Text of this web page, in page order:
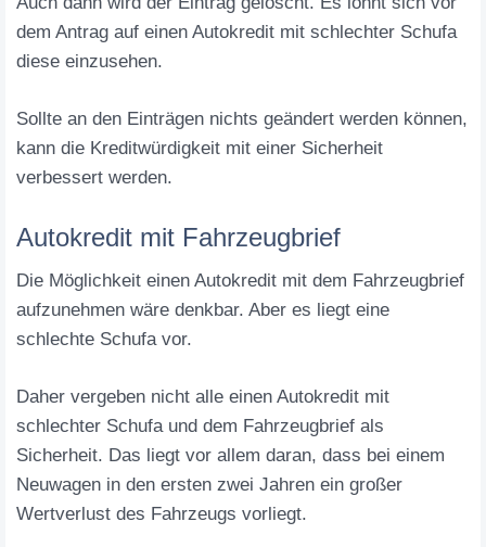
dem Antrag auf einen Autokredit mit schlechter Schufa
diese einzusehen.
Sollte an den Einträgen nichts geändert werden können,
kann die Kreditwürdigkeit mit einer Sicherheit
verbessert werden.
Autokredit mit Fahrzeugbrief
Die Möglichkeit einen Autokredit mit dem Fahrzeugbrief
aufzunehmen wäre denkbar. Aber es liegt eine
schlechte Schufa vor.
Daher vergeben nicht alle einen Autokredit mit
schlechter Schufa und dem Fahrzeugbrief als
Sicherheit. Das liegt vor allem daran, dass bei einem
Neuwagen in den ersten zwei Jahren ein großer
Wertverlust des Fahrzeugs vorliegt.